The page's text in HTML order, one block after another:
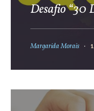
Desafio “30
Margarida Morais